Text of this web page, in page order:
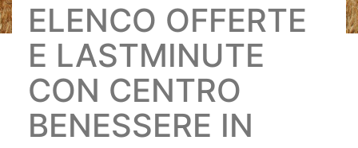
ELENCO OFFERTE
E LASTMINUTE
CON CENTRO
BENESSERE IN